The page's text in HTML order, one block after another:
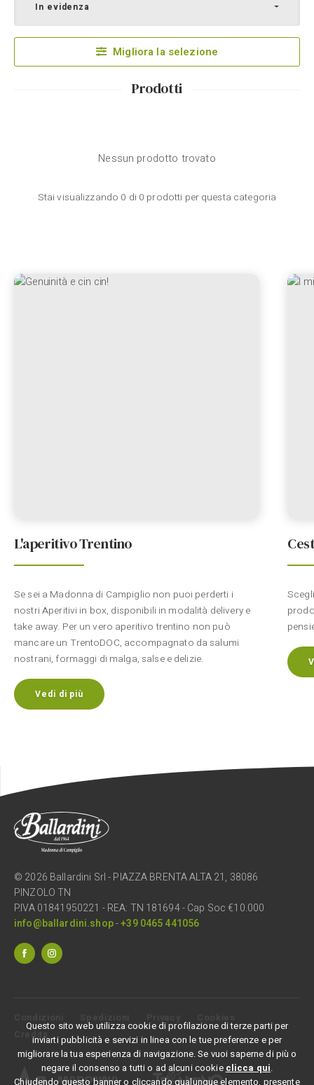
Questo sito web utilizza cookie di profilazione di terze parti per
inviarti pubblicità e servizi in linea con le tue preferenze e per
migliorare la tua esperienza di navigazione. Se vuoi saperne di più o
negare il consenso a tutti o ad alcuni cookie clicca qui.
Chiudendo questo banner o cliccando qualunque elemento, presente
In evidenza
Migliora la selezione
Prodotti
Nessun prodotto trovato
Stai visualizzando 0 di 0 prodotti per questa categoria
L'aperitivo Trentino
Se sei a Madonna di Campiglio non puoi perderti i
nostri Aperitivi in box, disponibili in modalità delivery e
take away. Per un vero aperitivo trentino non può
mancare un TrentoDOC, accompagnato da salumi
nostrani, formaggi di malga, salse e delizie.
Vedi di più
© 2026 Ballardini Srl - PIAZZA BRENTA ALTA 21, 38086
PINZOLO TN
P.IVA 01841950221 - REA: TN 181694 - Cap Soc €10.000
info@ballardini.shop-+39 0465 441056
Credits